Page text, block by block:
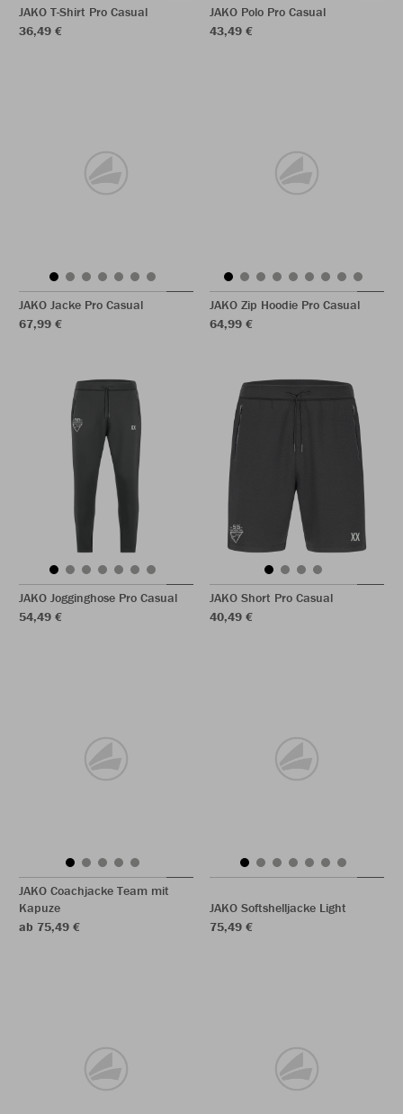
JAKO T-Shirt Pro Casual
36,49 €
JAKO Polo Pro Casual
43,49 €
JAKO Jacke Pro Casual
67,99 €
JAKO Zip Hoodie Pro Casual
64,99 €
JAKO Jogginghose Pro Casual
54,49 €
JAKO Short Pro Casual
40,49 €
JAKO Coachjacke Team mit
Kapuze
ab 75,49 €
JAKO Softshelljacke Light
75,49 €